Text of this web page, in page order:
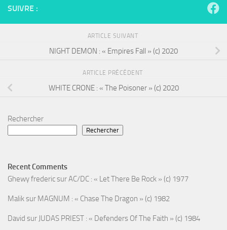
SUIVRE :
ARTICLE SUIVANT
NIGHT DEMON : « Empires Fall » (c) 2020
ARTICLE PRÉCÉDENT
WHITE CRONE : « The Poisoner » (c) 2020
Rechercher
Rechercher
Recent Comments
Ghewy fredericsurAC/DC : « Let There Be Rock » (c) 1977
Maliksur MAGNUM : « Chase The Dragon » (c) 1982
David sur JUDAS PRIEST : « Defenders Of The Faith » (c) 1984